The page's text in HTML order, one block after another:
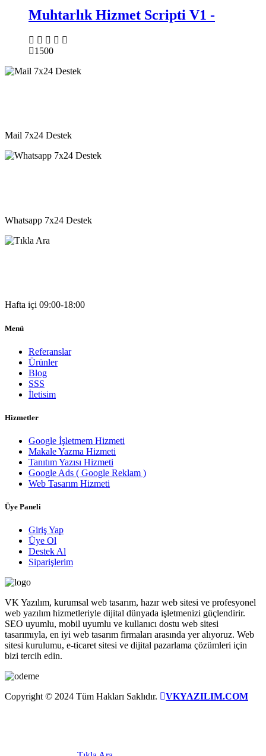
Muhtarlık Hizmet Scripti V1 -
1500
Mail 7x24 Destek
Whatsapp 7x24 Destek
Hafta içi 09:00-18:00
Menü
Referanslar
Ürünler
Blog
SSS
İletisim
Hizmetler
Google İşletmem Hizmeti
Makale Yazma Hizmeti
Tanıtım Yazısı Hizmeti
Google Ads ( Google Reklam )
Web Tasarım Hizmeti
Üye Paneli
Giriş Yap
Üye Ol
Destek Al
Siparişlerim
VK Yazılım, kurumsal web tasarım, hazır web sitesi ve profesyonel
web yazılım hizmetleriyle dijital dünyada işletmenizi güçlendirir.
SEO uyumlu, mobil uyumlu ve kullanıcı dostu web sitesi
tasarımıyla, en iyi web tasarım firmaları arasında yer alıyoruz. Web
sitesi kurulumu, e-ticaret sitesi ve dijital pazarlama çözümleri için
bizi tercih edin.
Copyright © 2024 Tüm Hakları Saklıdır. VKYAZILIM.COM